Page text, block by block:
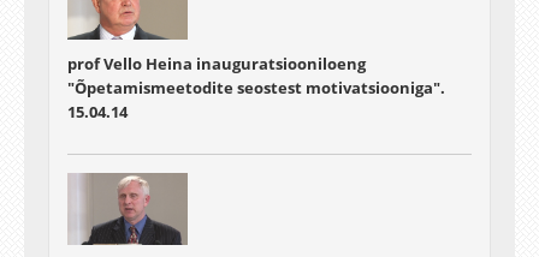
prof Vello Heina inauguratsiooniloeng
"Õpetamismeetodite seostest motivatsiooniga".
15.04.14